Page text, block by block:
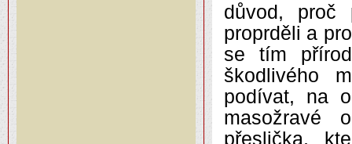
důvod, proč
proprděli a
se tím
škodlivého
podívat, na
masožravé
přeslička,